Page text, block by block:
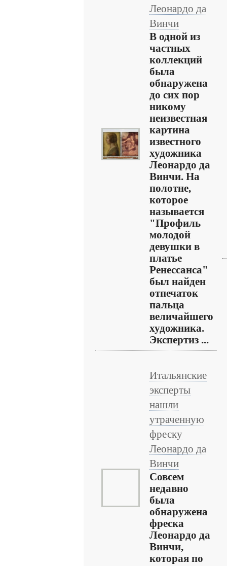
Леонардо да
Винчи
В одной из
частных
коллекций
была
обнаружена
до сих пор
никому
неизвестная
картина
известного
художника
Леонардо да
Винчи. На
полотне,
которое
называется
"Профиль
молодой
девушки в
платье
Ренессанса"
был найден
отпечаток
пальца
величайшего
художника.
Экспертиз ...
Итальянские
эксперты
нашли
утраченную
фреску
Леонардо да
Винчи
Совсем
недавно
была
обнаружена
фреска
Леонардо да
Винчи,
которая по